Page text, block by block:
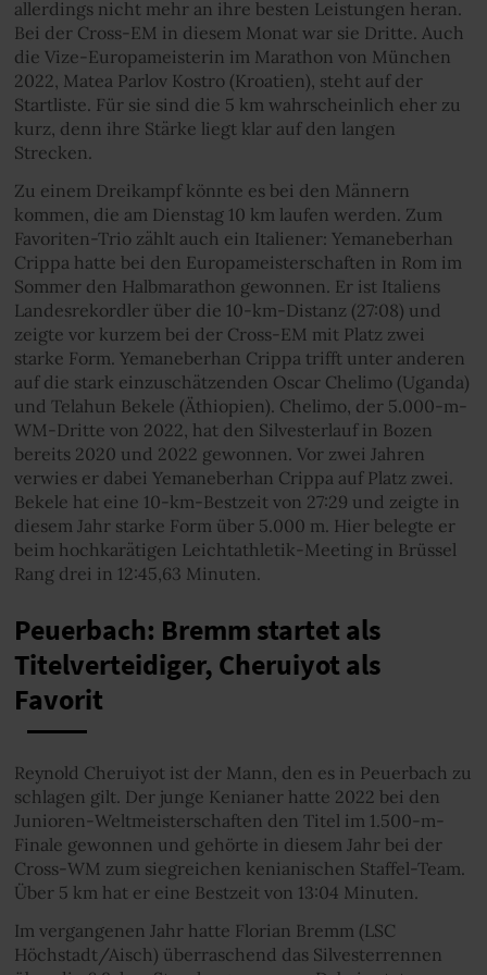
allerdings nicht mehr an ihre besten Leistungen heran.
Bei der Cross-EM in diesem Monat war sie Dritte. Auch
die Vize-Europameisterin im Marathon von München
2022, Matea Parlov Kostro (Kroatien), steht auf der
Startliste. Für sie sind die 5 km wahrscheinlich eher zu
kurz, denn ihre Stärke liegt klar auf den langen
Strecken.
Zu einem Dreikampf könnte es bei den Männern
kommen, die am Dienstag 10 km laufen werden. Zum
Favoriten-Trio zählt auch ein Italiener: Yemaneberhan
Crippa hatte bei den Europameisterschaften in Rom im
Sommer den Halbmarathon gewonnen. Er ist Italiens
Landesrekordler über die 10-km-Distanz (27:08) und
zeigte vor kurzem bei der Cross-EM mit Platz zwei
starke Form. Yemaneberhan Crippa trifft unter anderen
auf die stark einzuschätzenden Oscar Chelimo (Uganda)
und Telahun Bekele (Äthiopien). Chelimo, der 5.000-m-
WM-Dritte von 2022, hat den Silvesterlauf in Bozen
bereits 2020 und 2022 gewonnen. Vor zwei Jahren
verwies er dabei Yemaneberhan Crippa auf Platz zwei.
Bekele hat eine 10-km-Bestzeit von 27:29 und zeigte in
diesem Jahr starke Form über 5.000 m. Hier belegte er
beim hochkarätigen Leichtathletik-Meeting in Brüssel
Rang drei in 12:45,63 Minuten.
Peuerbach: Bremm startet als
Titelverteidiger, Cheruiyot als
Favorit
Reynold Cheruiyot ist der Mann, den es in Peuerbach zu
schlagen gilt. Der junge Kenianer hatte 2022 bei den
Junioren-Weltmeisterschaften den Titel im 1.500-m-
Finale gewonnen und gehörte in diesem Jahr bei der
Cross-WM zum siegreichen kenianischen Staffel-Team.
Über 5 km hat er eine Bestzeit von 13:04 Minuten.
Im vergangenen Jahr hatte Florian Bremm (LSC
Höchstadt/Aisch) überraschend das Silvesterrennen